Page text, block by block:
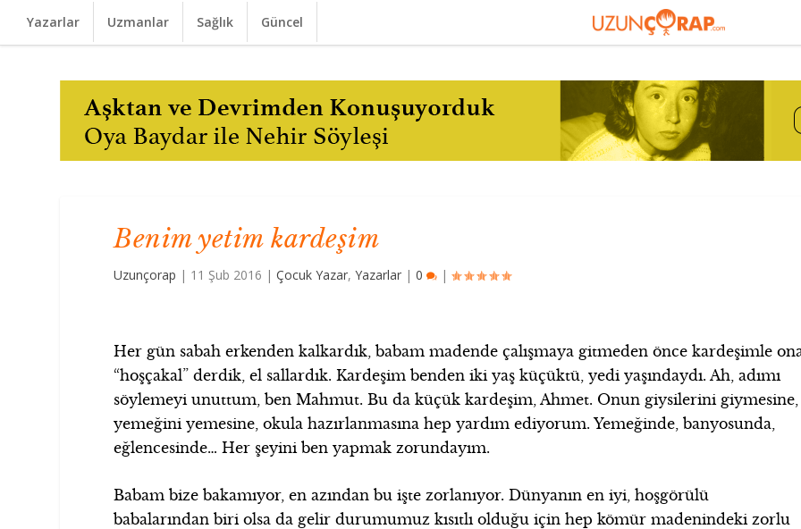
Yazarlar Uzmanlar Sağlık Güncel
Benim yetim kardeşim
Uzunçorap | 11 Şub 2016 |Çocuk Yazar,Yazarlar |0 |
Her gün sabah erkenden kalkardık, babam madende çalışmaya gitmeden önce kardeşimle
“hoşçakal” derdik, el sallardık. Kardeşim benden iki yaş küçüktü, yedi yaşındaydı. Ah, adımı
söylemeyi unuttum, ben Mahmut. Bu da küçük kardeşim, Ahmet. Onun giysilerini giymesine,
yemeğini yemesine, okula hazırlanmasına hep yardım ediyorum. Yemeğinde, banyosunda,
eğlencesinde… Her şeyini ben yapmak zorundayım.
Babam bize bakamıyor, en azından bu işte zorlanıyor. Dünyanın en iyi, hoşgörülü
babalarından biri olsa da gelir durumumuz kısıtlı olduğu için hep kömür madenindeki zorlu